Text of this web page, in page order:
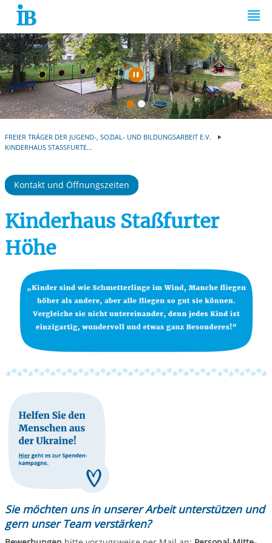
Springe zum Inhalt
Automatische
FREIER TRÄGER DER JUGEND-, SOZIAL- UND BILDUNGSARBEIT E.V.
KINDERHAUS STASSFURTE...
Kontakt und Öffnungszeiten
Kinderhaus Staßfurter
Höhe
Sie möchten uns in unserer Arbeit unterstützen und
gern unser Team verstärken?